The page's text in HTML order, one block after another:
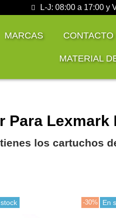
L-J: 08:00 a 17:00 y
MARCAS CONTACTO
MATERIAL
Para Lexmark
los cartuchos
-30% En